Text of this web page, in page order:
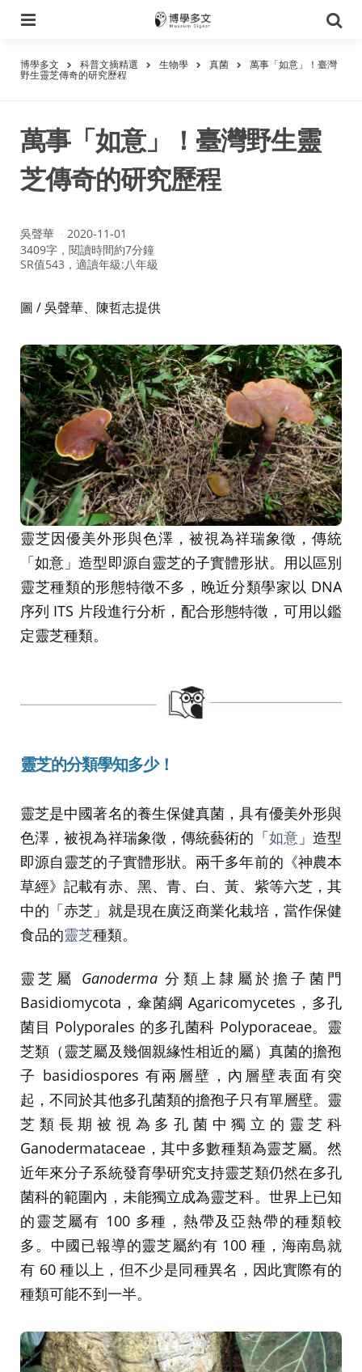
尋
博學多文 科普文摘精選 生物學 真菌 萬事「如意」！臺灣
野生靈芝傳奇的研究歷程
萬事「如意」！臺灣野生靈
芝傳奇的研究歷程
作
者：
吳聲華
2020-11-01
3409字，閱讀時間約7分鐘
SR值543，適讀年級:八年級
圖 / 吳聲華、陳哲志提供
靈芝因優美外形與色澤，被視為祥瑞象徵，傳統
「如意」造型即源自靈芝的子實體形狀。用以區別
靈芝種類的形態特徵不多，晚近分類學家以 DNA
序列 ITS 片段進行分析，配合形態特徵，可用以鑑
定靈芝種類。
靈芝的分類學知多少！
靈芝是中國著名的養生保健真菌，具有優美外形與
色澤，被視為祥瑞象徵，傳統藝術的「如意」造型
即源自靈芝的子實體形狀。兩千多年前的《神農本
草經》記載有赤、黑、青、白、黃、紫等六芝，其
中的「赤芝」就是現在廣泛商業化栽培，當作保健
食品的靈芝種類。
靈芝屬 Ganoderma 分類上隸屬於擔子菌門
Basidiomycota，傘菌綱 Agaricomycetes，多孔
菌目 Polyporales 的多孔菌科 Polyporaceae。靈
芝類（靈芝屬及幾個親緣性相近的屬）真菌的擔孢
子 basidiospores 有兩層壁，內層壁表面有突
起，不同於其他多孔菌類的擔孢子只有單層壁。靈
芝類長期被視為多孔菌中獨立的靈芝科
Ganodermataceae，其中多數種類為靈芝屬。然
近年來分子系統發育學研究支持靈芝類仍然在多孔
菌科的範圍內，未能獨立成為靈芝科。世界上已知
的靈芝屬有 100 多種，熱帶及亞熱帶的種類較
多。中國已報導的靈芝屬約有 100 種，海南島就
有 60 種以上，但不少是同種異名，因此實際有的
種類可能不到一半。